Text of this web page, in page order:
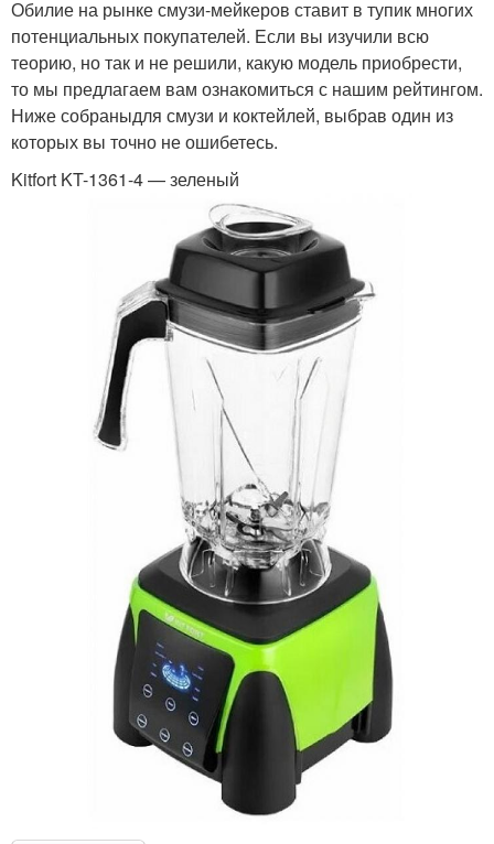
Обилие на рынке смузи-мейкеров ставит в тупик многих
потенциальных покупателей. Если вы изучили всю
теорию, но так и не решили, какую модель приобрести,
то мы предлагаем вам ознакомиться с нашим рейтингом.
Ниже собраныдля смузи и коктейлей, выбрав один из
которых вы точно не ошибетесь.
Kitfort KT-1361-4 — зеленый